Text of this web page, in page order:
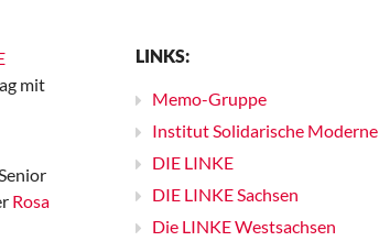
mit
Rosa
LINKS:
Memo-Gruppe
Institut Solidarische Moderne
DIE LINKE
DIE LINKE Sachsen
Die LINKE Westsachsen